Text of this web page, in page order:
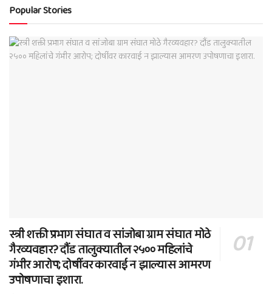
Popular Stories
स्त्री शक्ती प्रभाग संघात व सांजोबा ग्राम संघात मोठे
गैरव्यवहार? दौंड तालुक्यातील २५०० महिलांचे
गंभीर आरोप; दोषींवर कारवाई न झाल्यास आमरण
उपोषणाचा इशारा.